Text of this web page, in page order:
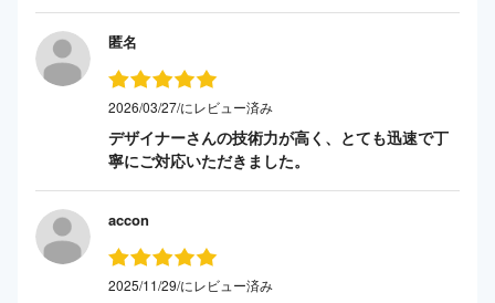
匿名
2026/03/27/にレビュー済み
デザイナーさんの技術力が高く、とても迅速で丁
寧にご対応いただきました。
accon
2025/11/29/にレビュー済み